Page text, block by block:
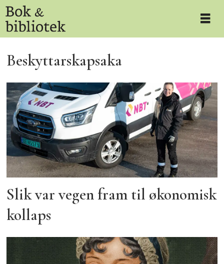
Tag:
bakgrunn
Beskyttarskapsaka
Slik var vegen fram til økonomisk
kollaps